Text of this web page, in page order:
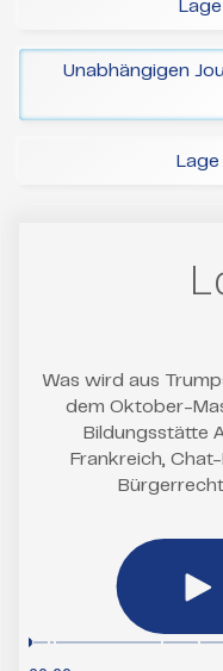
Lage
Unabhängigen
Lage
Was wird aus
dem Oktober-
Bildungsstätte
Frankreich,